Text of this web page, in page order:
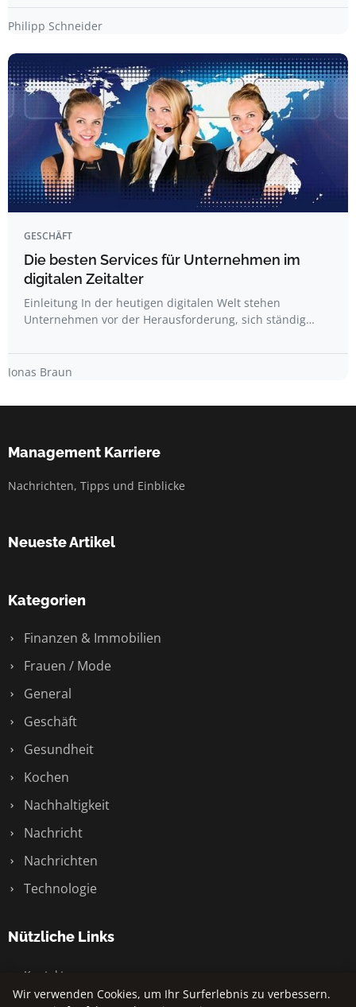
Philipp Schneider
GESCHÄFT
Die besten Services für Unternehmen im
digitalen Zeitalter
Einleitung In der heutigen digitalen Welt stehen
Unternehmen vor der Herausforderung, sich ständig…
Jonas Braun
Management Karriere
Nachrichten, Tipps und Einblicke
Neueste Artikel
Kategorien
Finanzen & Immobilien
Frauen / Mode
General
Geschäft
Gesundheit
Kochen
Nachhaltigkeit
Nachricht
Nachrichten
Technologie
Nützliche Links
Kontakt
Wir verwenden Cookies, um Ihr Surferlebnis zu verbessern.